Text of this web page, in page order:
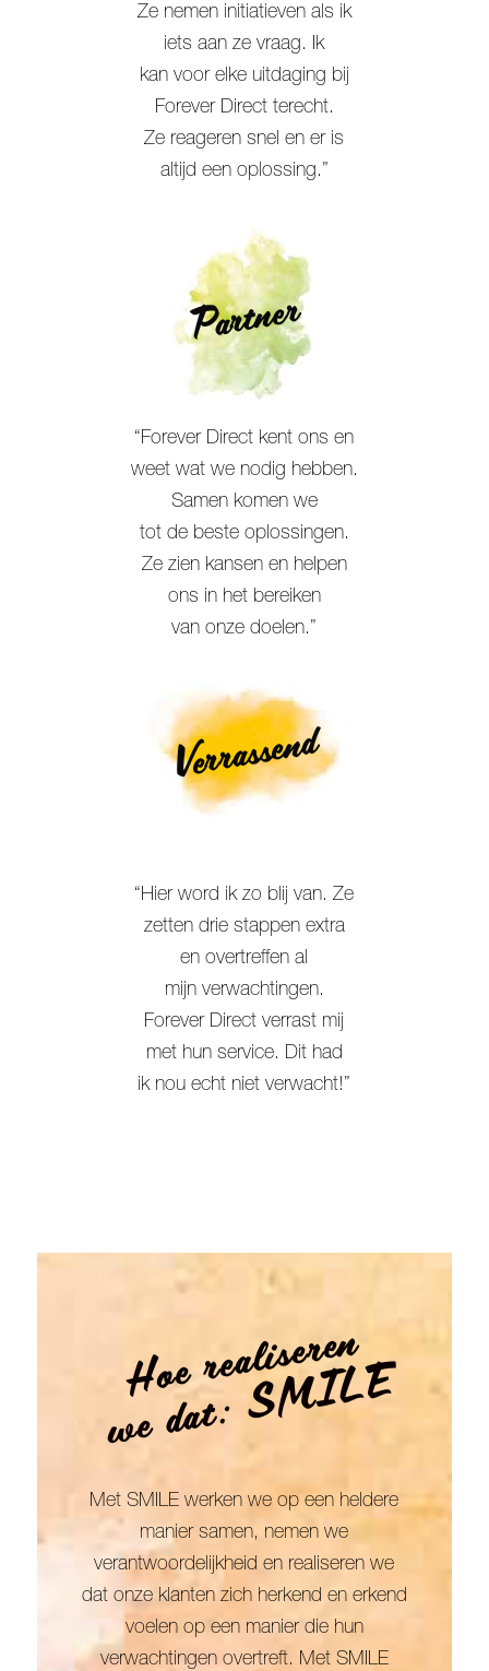
Ze nemen initiatieven als ik
iets aan ze vraag. Ik
kan voor elke uitdaging bij
Forever Direct terecht.
Ze reageren snel en er is
altijd een oplossing.”
Partner
“Forever Direct kent ons en
weet wat we nodig hebben.
Samen komen we
tot de beste oplossingen.
Ze zien kansen en helpen
ons in het bereiken
van onze doelen.”
Verrassend
“Hier word ik zo blij van. Ze
zetten drie stappen extra
en overtreffen al
mijn verwachtingen.
Forever Direct verrast mij
met hun service. Dit had
ik nou echt niet verwacht!”
Hoe realiseren
we dat: SMILE
Met SMILE werken we op een heldere
manier samen, nemen we
verantwoordelijkheid en realiseren we
dat onze klanten zich herkend en erkend
voelen op een manier die hun
verwachtingen overtreft. Met SMILE